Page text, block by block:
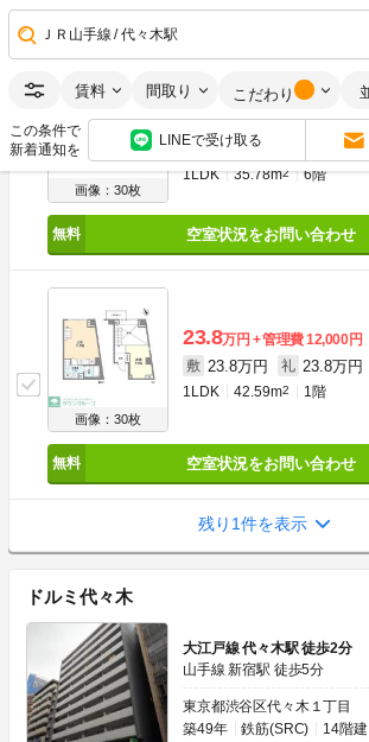
ＪＲ山手線 代々木駅
賃料 間取り こだわり
この条件で
新着通知を
LINEで受け取る
画像：30枚
礼金なし
23.5万円 管理費15,000円
敷 23.5万円
1LDK 35.78m2 6階
空室状況をお問い合わせ
画像：30枚
23.8万円 管理費12,000円
敷 23.8万円 礼 23.8万円
1LDK 42.59m2 1階
空室状況をお問い合わせ
残り1件を表示
ドルミ代々木
大江戸線 代々木駅 徒歩2分
山手線 新宿駅 徒歩5分
東京都渋谷区代々木１丁目
築49年
鉄筋(SRC) 14階建